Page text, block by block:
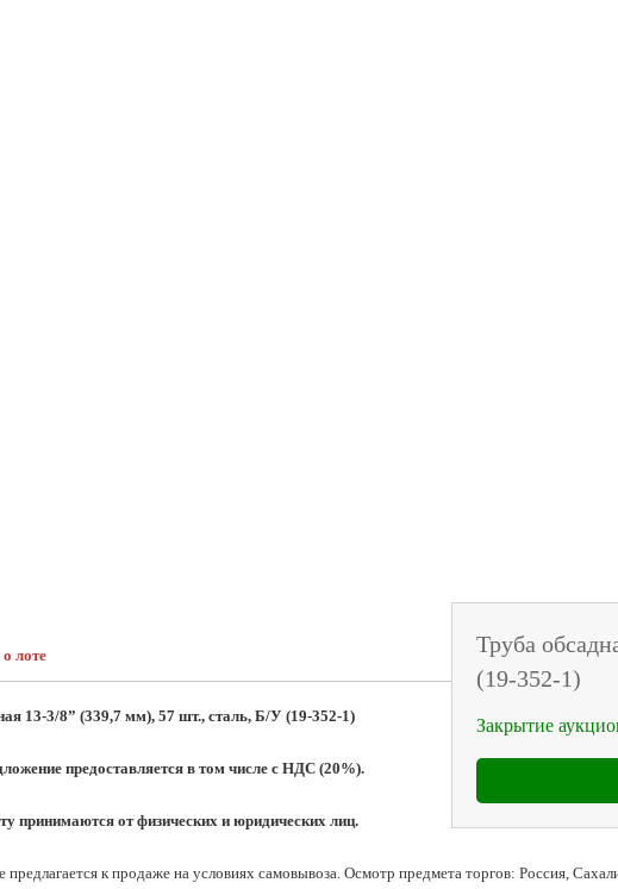
Труба
(19-352-1)
Закрытие
лоте
13-3/8” (339,7 мм), 57 шт., сталь, Б/У (19-352-1)
предоставляется в том числе с НДС (20%).
принимаются от физических и юридических лиц.
предлагается к продаже на условиях самовывоза. Осмотр предмета торгов: Россия,